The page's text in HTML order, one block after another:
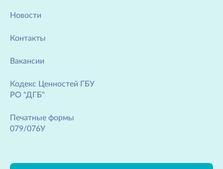
Новости
Контакты
Вакансии
Кодекс Ценностей ГБУ
РО "ДГБ"
Печатные формы
079/076У